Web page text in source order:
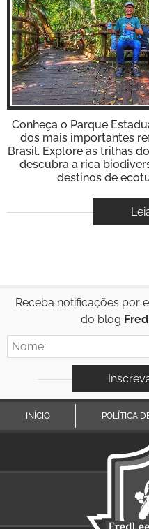
Conheça o Parque
dos mais importantes
Brasil. Explore as trilhas
descubra a rica
destinos de
Receba notificações por
do blog
INÍCIO POLÍTICA